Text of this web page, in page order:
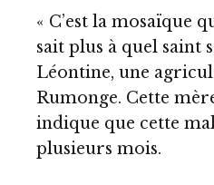
« C’est la mosaïque
sait plus à quel saint
Léontine, une
Rumonge. Cette
indique que cette
plusieurs mois.